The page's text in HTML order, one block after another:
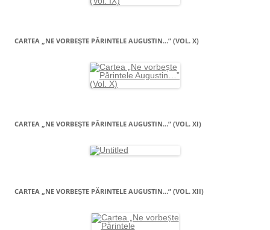
CARTEA „NE VORBEŞTE PĂRINTELE AUGUSTIN…” (VOL. X)
CARTEA „NE VORBEŞTE PĂRINTELE AUGUSTIN…” (VOL. XI)
CARTEA „NE VORBEŞTE PĂRINTELE AUGUSTIN…” (VOL. XII)